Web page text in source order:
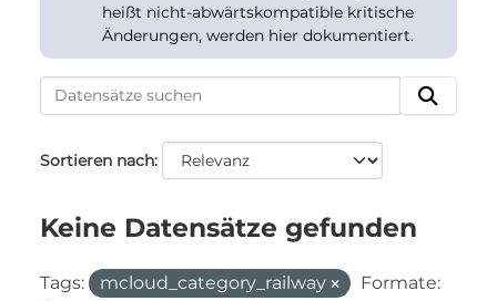
heißt nicht-abwärtskompatible kritische
Änderungen, werden hier dokumentiert.
Sortieren nach
Keine Datensätze gefunden
Tags: mcloud_category_railway
Formate: